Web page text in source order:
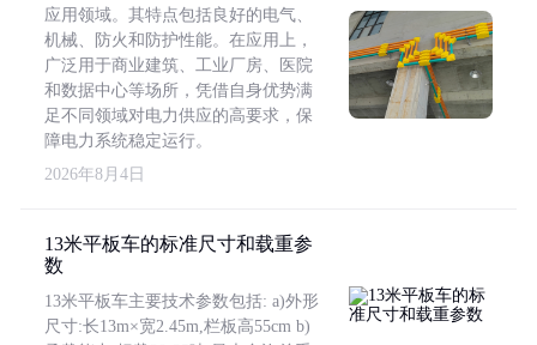
应用领域。其特点包括良好的电气、
机械、防火和防护性能。在应用上，
广泛用于商业建筑、工业厂房、医院
和数据中心等场所，凭借自身优势满
足不同领域对电力供应的高要求，保
障电力系统稳定运行。
2026年8月4日
13米平板车的标准尺寸和载重参
数
13米平板车主要技术参数包括: a)外形
尺寸:长13m×宽2.45m,栏板高55cm b)